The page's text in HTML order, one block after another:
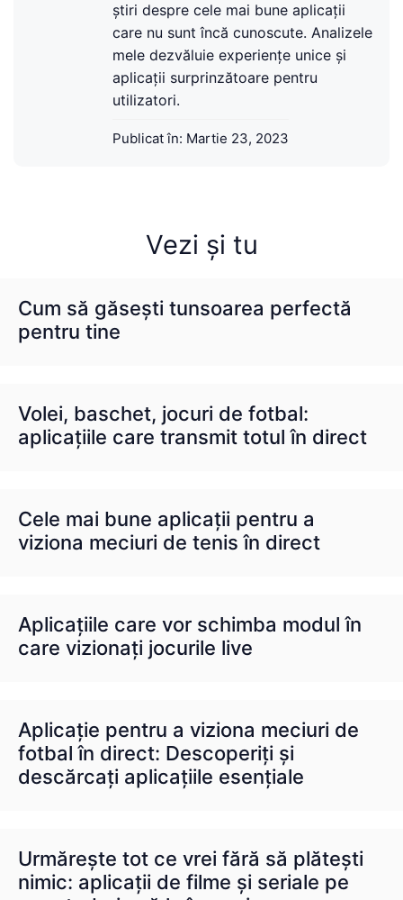
știri despre cele mai bune aplicații
care nu sunt încă cunoscute. Analizele
mele dezvăluie experiențe unice și
aplicații surprinzătoare pentru
utilizatori.
Publicat în: Martie 23, 2023
Vezi și tu
Cum să găsești tunsoarea perfectă
pentru tine
Volei, baschet, jocuri de fotbal:
aplicațiile care transmit totul în direct
Cele mai bune aplicații pentru a
viziona meciuri de tenis în direct
Aplicațiile care vor schimba modul în
care vizionați jocurile live
Aplicație pentru a viziona meciuri de
fotbal în direct: Descoperiți și
descărcați aplicațiile esențiale
Urmărește tot ce vrei fără să plătești
nimic: aplicații de filme și seriale pe